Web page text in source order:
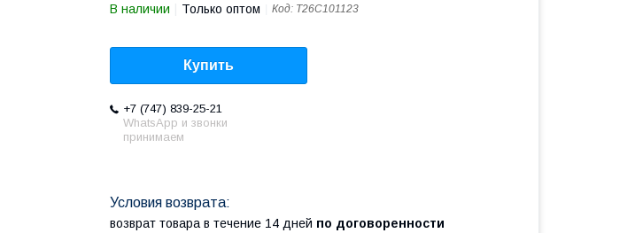
В наличии Только оптом Код: T26C101123
Купить
+7 (747) 839-25-21
WhatsApp и звонки
принимаем
возврат товара в течение 14 дней по договоренности